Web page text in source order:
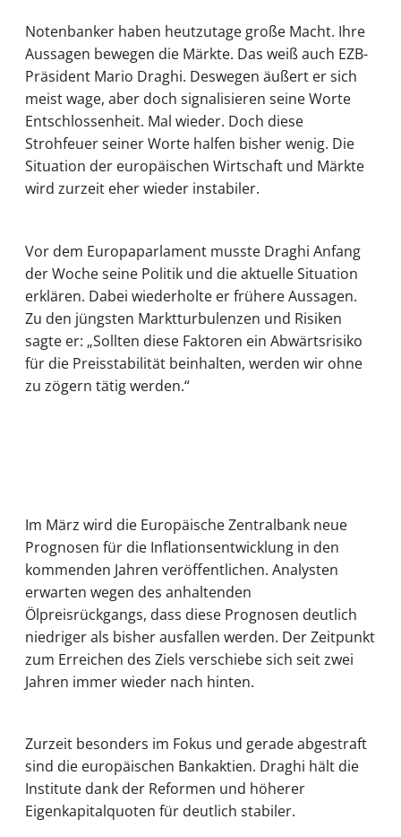
Notenbanker haben heutzutage große Macht. Ihre
Aussagen bewegen die Märkte. Das weiß auch EZB-
Präsident Mario Draghi. Deswegen äußert er sich
meist wage, aber doch signalisieren seine Worte
Entschlossenheit. Mal wieder. Doch diese
Strohfeuer seiner Worte halfen bisher wenig. Die
Situation der europäischen Wirtschaft und Märkte
wird zurzeit eher wieder instabiler.
Vor dem Europaparlament musste Draghi Anfang
der Woche seine Politik und die aktuelle Situation
erklären. Dabei wiederholte er frühere Aussagen.
Zu den jüngsten Marktturbulenzen und Risiken
sagte er: „Sollten diese Faktoren ein Abwärtsrisiko
für die Preisstabilität beinhalten, werden wir ohne
zu zögern tätig werden.“
Im März wird die Europäische Zentralbank neue
Prognosen für die Inflationsentwicklung in den
kommenden Jahren veröffentlichen. Analysten
erwarten wegen des anhaltenden
Ölpreisrückgangs, dass diese Prognosen deutlich
niedriger als bisher ausfallen werden. Der Zeitpunkt
zum Erreichen des Ziels verschiebe sich seit zwei
Jahren immer wieder nach hinten.
Zurzeit besonders im Fokus und gerade abgestraft
sind die europäischen Bankaktien. Draghi hält die
Institute dank der Reformen und höherer
Eigenkapitalquoten für deutlich stabiler.